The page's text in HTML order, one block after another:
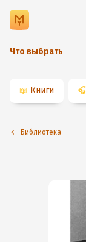
Что выбрать
📖 Книги
Библиотека